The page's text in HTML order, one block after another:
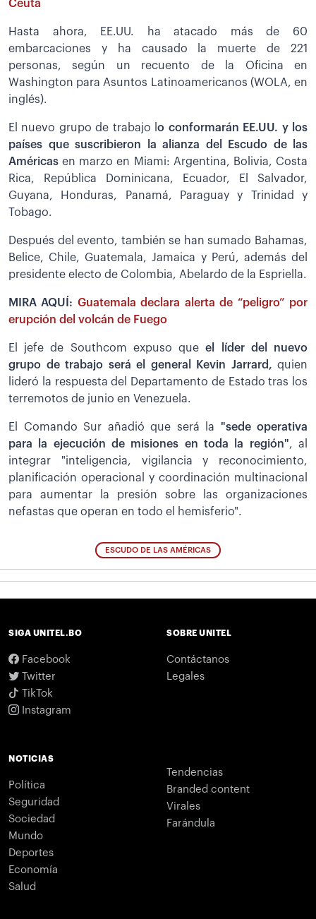
Ceuta
Hasta ahora, EE.UU. ha atacado más de 60
embarcaciones y ha causado la muerte de 221
personas, según un recuento de la Oficina en
Washington para Asuntos Latinoamericanos (WOLA, en
inglés).
El nuevo grupo de trabajo lo conformarán EE.UU. y los
países que suscribieron la alianza del Escudo de las
Américas en marzo en Miami: Argentina, Bolivia, Costa
Rica, República Dominicana, Ecuador, El Salvador,
Guyana, Honduras, Panamá, Paraguay y Trinidad y
Tobago.
Después del evento, también se han sumado Bahamas,
Belice, Chile, Guatemala, Jamaica y Perú, además del
presidente electo de Colombia, Abelardo de la Espriella.
MIRA AQUÍ: Guatemala declara alerta de “peligro” por
erupción del volcán de Fuego
El jefe de Southcom expuso queel líder del nuevo
grupo de trabajo será el general Kevin Jarrard, quien
lideró la respuesta del Departamento de Estado tras los
terremotos de junio en Venezuela.
El Comando Sur añadió que será la "sede operativa
para la ejecución de misiones en toda la región", al
integrar "inteligencia, vigilancia y reconocimiento,
planificación operacional y coordinación multinacional
para aumentar la presión sobre las organizaciones
nefastas que operan en todo el hemisferio".
ESCUDO DE LAS AMÉRICAS
SIGA UNITEL.BO
Facebook
Twitter
TikTok
Instagram
SOBRE UNITEL
Contáctanos
Legales
NOTICIAS
Política
Seguridad
Sociedad
Mundo
Deportes
Economía
Salud
Tendencias
Branded content
Virales
Farándula